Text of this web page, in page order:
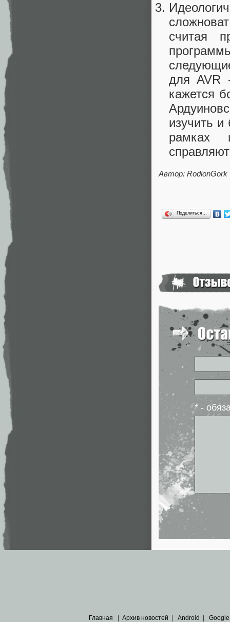
считая
для AVR
кажется
изучить и
рамках
Автор: RodionGork
Поделиться…
* -
Главная | Архив новостей | Android | Google